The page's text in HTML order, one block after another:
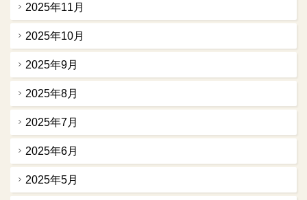
2025年11月
2025年10月
2025年9月
2025年8月
2025年7月
2025年6月
2025年5月